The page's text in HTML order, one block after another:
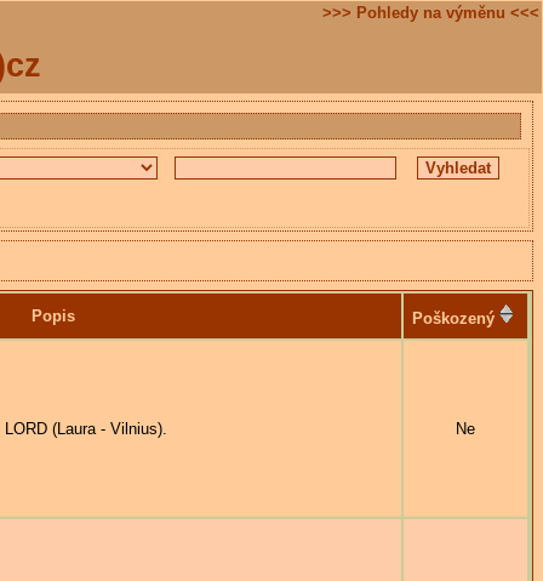
>>> Pohledy na výměnu <<<
Popis Poškozený
(Laura - Vilnius). Ne